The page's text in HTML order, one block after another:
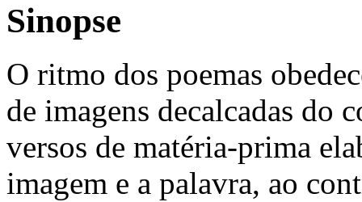
Sinopse
O ritmo dos poemas
de imagens decalcadas do
versos de matéria-prima
imagem e a palavra, ao